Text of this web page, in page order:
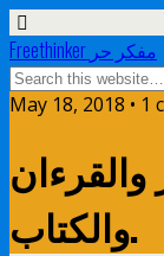
Freethinker مفكر حر
May 18, 2018 • 1
والقرءان
والكتاب.